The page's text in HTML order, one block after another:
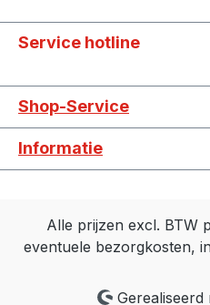
Service hotline
Shop-Service
Informatie
Alle prijzen excl. BTW
eventuele bezorgkosten,
Gerealiseerd